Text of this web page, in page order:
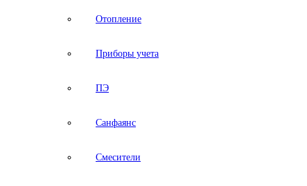
Отопление
Приборы учета
ПЭ
Санфаянс
Смесители